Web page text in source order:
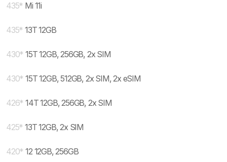
435* Mi 11i
435* 13T 12GB
430* 15T 12GB, 256GB, 2x SIM
430* 15T 12GB, 512GB, 2x SIM, 2x eSIM
426* 14T 12GB, 256GB, 2x SIM
425* 13T 12GB, 2x SIM
420* 12 12GB, 256GB